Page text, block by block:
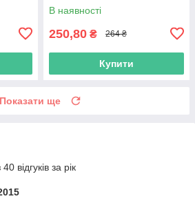
В наявності
250,80 ₴ 264 ₴
Купити
Показати ще
відгуків за рік